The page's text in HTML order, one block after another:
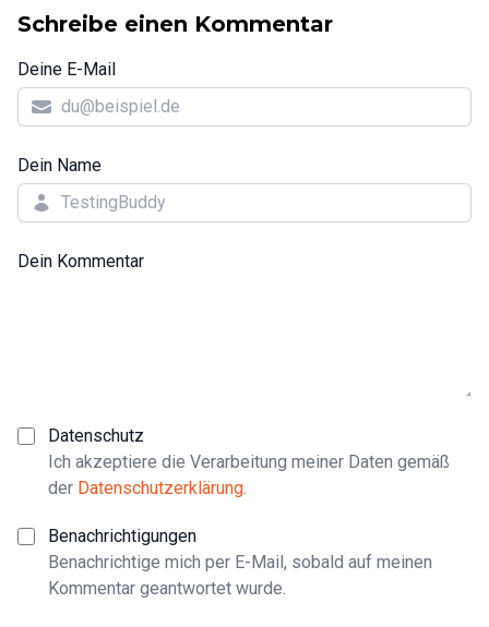
Schreibe einen Kommentar
Deine E-Mail
Dein Name
Dein Kommentar
Datenschutz
Ich akzeptiere die Verarbeitung meiner Daten gemäß
der Datenschutzerklärung
Benachrichtigungen
Benachrichtige mich per E-Mail, sobald auf meinen
Kommentar geantwortet wurde.